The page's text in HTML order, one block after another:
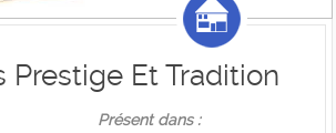
Prestige Et Tradition
Présent dans :